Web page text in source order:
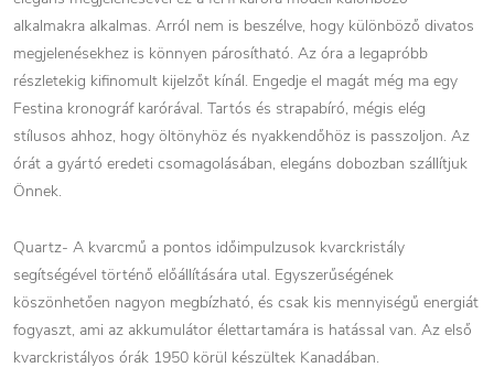
alkalmakra alkalmas. Arról nem is beszélve, hogy különböző divatos
megjelenésekhez is könnyen párosítható. Az óra a legapróbb
részletekig kifinomult kijelzőt kínál. Engedje el magát még ma egy
Festina kronográf karórával. Tartós és strapabíró, mégis elég
stílusos ahhoz, hogy öltönyhöz és nyakkendőhöz is passzoljon. Az
órát a gyártó eredeti csomagolásában, elegáns dobozban szállítjuk
Önnek.
Quartz- A kvarcmű a pontos időimpulzusok kvarckristály
segítségével történő előállítására utal. Egyszerűségének
köszönhetően nagyon megbízható, és csak kis mennyiségű energiát
fogyaszt, ami az akkumulátor élettartamára is hatással van. Az első
kvarckristályos órák 1950 körül készültek Kanadában.